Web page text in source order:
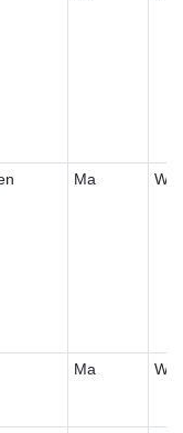
Ma W
Ma W